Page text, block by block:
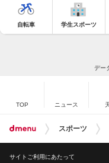
自転車 学生スポーツ
デー
TOP ニュース
スポーツ
サイトご利用にあたって